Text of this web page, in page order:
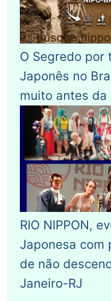
O Segredo por
Japonês no
muito antes da
RIO NIPPON,
Japonesa com
de não
Janeiro-RJ